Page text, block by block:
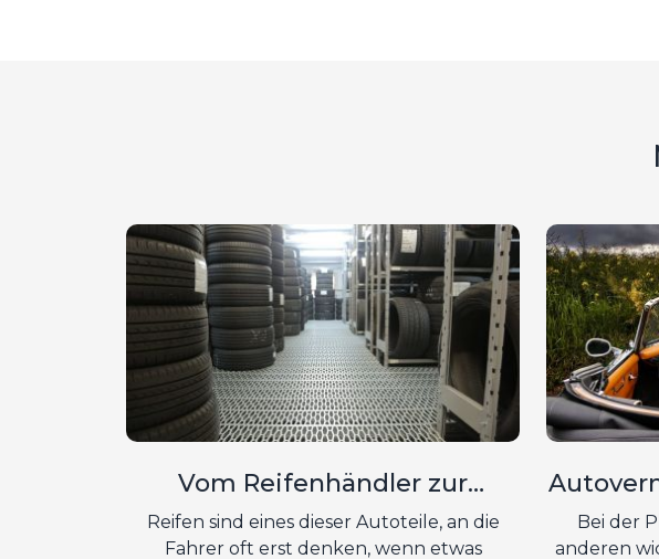
Vom Reifenhändler zur
Sicherheit: Wie Reifen Ihr Auto
und Ihr Leben schützen
Reifen sind eines dieser Autoteile, an die
Fahrer oft erst denken, wenn etwas
Bei der
anderen